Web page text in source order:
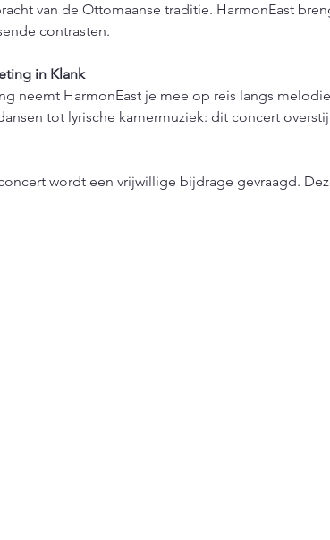
van de Ottomaanse traditie. HarmonEast
contrasten.
in Klank
neemt HarmonEast je mee op reis langs
tot lyrische kamermuziek: dit concert
wordt een vrijwillige bijdrage gevraagd.